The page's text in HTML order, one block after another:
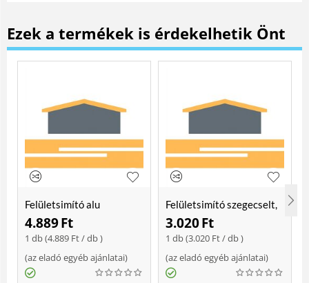
Ezek a termékek is érdekelhetik Önt
Felületsimító alu
erősített, rome 400 mm
Soft
4.889Ft
1 db (4.889 Ft/ db )
(az eladó egyéb ajánlatai)
Felületsimító szegecselt,
rome 400mm
3.020Ft
1 db (3.020 Ft/ db )
(az eladó egyéb ajánlatai)